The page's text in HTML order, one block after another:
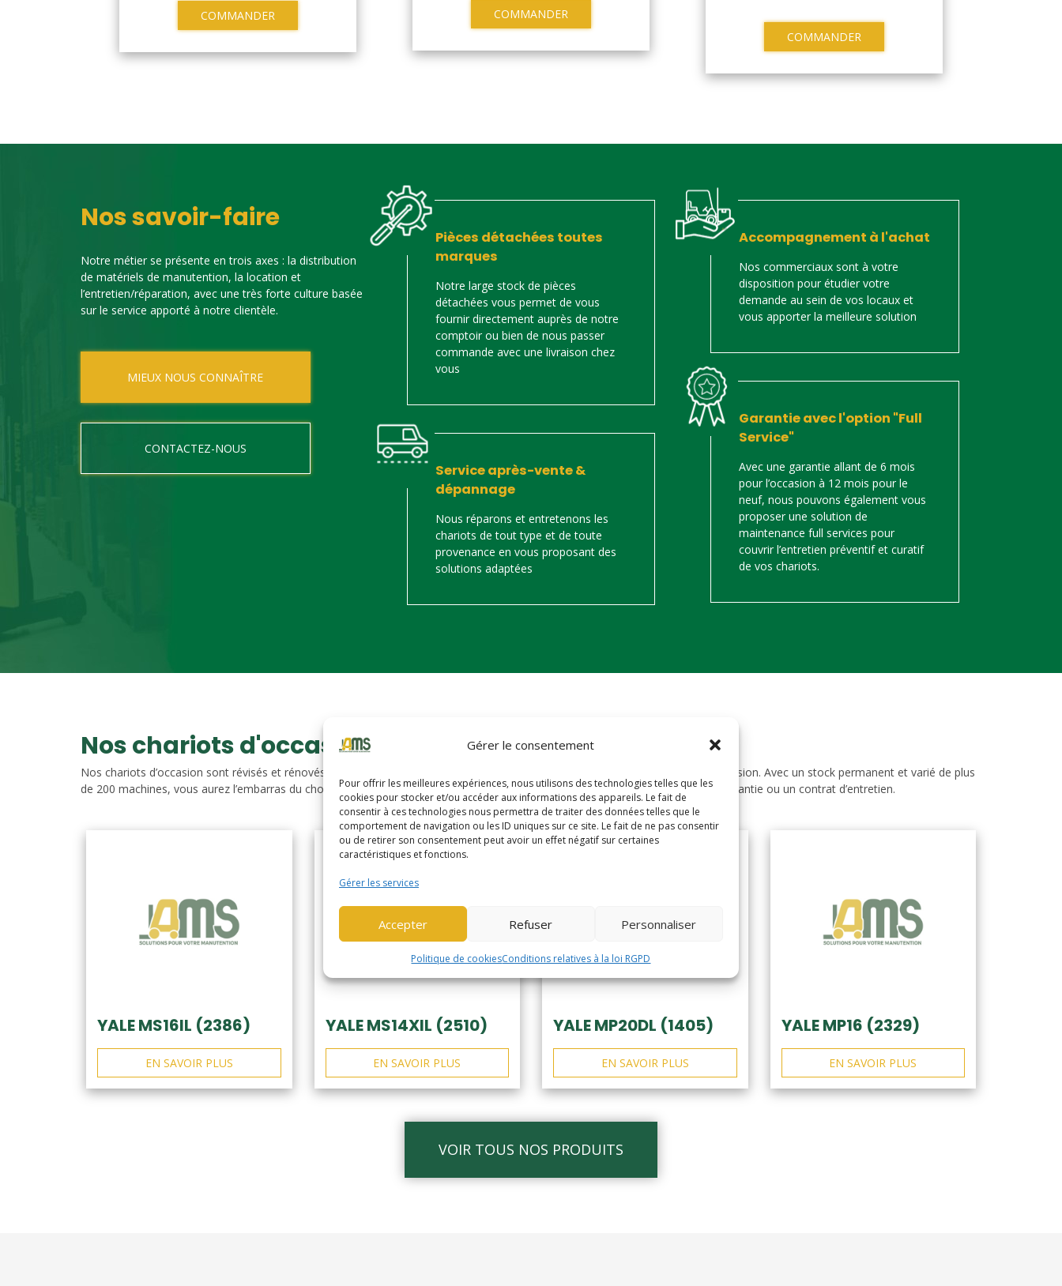
Gérer le consentement
Pour offrir les meilleures expériences, nous utilisons des technologies telles que les
cookies pour stocker et/ou accéder aux informations des appareils. Le fait de
consentir à ces technologies nous permettra de traiter des données telles que le
comportement de navigation ou les ID uniques sur ce site. Le fait de ne pas consentir
ou de retirer son consentement peut avoir un effet négatif sur certaines
caractéristiques et fonctions.
Gérer les services
Accepter Refuser Personnaliser
Politique de cookiesConditions relatives à la loi RGPD
COMMANDER COMMANDER
COMMANDER
Nos savoir-faire
Notre métier se présente en trois axes : la distribution
de matériels de manutention, la location et
l’entretien/réparation, avec une très forte culture basée
sur le service apporté à notre clientèle.
MIEUX NOUS CONNAÎTRE
CONTACTEZ-NOUS
Pièces détachées toutes
marques
Notre large stock de pièces
détachées vous permet de vous
fournir directement auprès de notre
comptoir ou bien de nous passer
commande avec une livraison chez
vous
Service après-vente &
dépannage
Nous réparons et entretenons les
chariots de tout type et de toute
provenance en vous proposant des
solutions adaptées
Accompagnement à l'achat
Nos commerciaux sont à votre
disposition pour étudier votre
demande au sein de vos locaux et
vous apporter la meilleure solution
Garantie avec l'option "Full
Service"
Avec une garantie allant de 6 mois
pour l’occasion à 12 mois pour le
neuf, nous pouvons également vous
proposer une solution de
maintenance full services pour
couvrir l’entretien préventif et curatif
de vos chariots.
Nos chariots d'occasion
Nos chariots d’occasion sont révisés et rénovés. Vous trouverez ci-dessous notre catalogue de matériels de manutention d’occasion. Avec un stock permanent et varié de plus
de 200 machines, vous aurez l’embarras du choix. Nos chariots sont révisés, reconditionnés, repeints, prêts à partir avec une garantie ou un contrat d’entretien.
YALE MS16IL (2386)
EN SAVOIR PLUS
YALE MS14XIL (2510)
EN SAVOIR PLUS
YALE MP20DL (1405)
EN SAVOIR PLUS
YALE MP16 (2329)
EN SAVOIR PLUS
VOIR TOUS NOS PRODUITS